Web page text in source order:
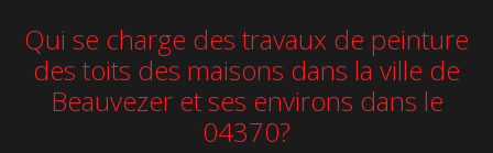
Qui se charge des travaux de peinture
des toits des maisons dans la ville de
Beauvezer et ses environs dans le
04370?